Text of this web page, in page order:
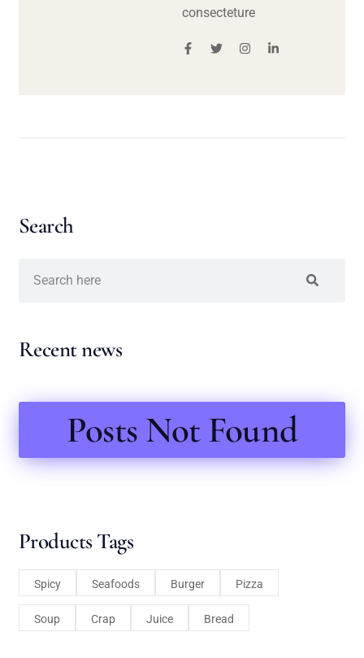
consecteture
Search
Recent news
Posts Not Found
Products Tags
Spicy Seafoods Burger Pizza
Soup Crap Juice Bread